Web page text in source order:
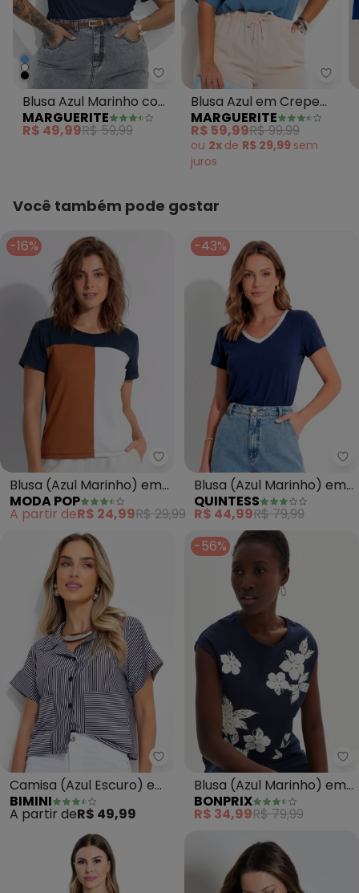
Marguerite - Blusa Azul
Blusa Azul Marinho com
Bordado
MARGUERITE
R$ 49,99R$ 59,99
Blusa Azul em Crepe
Plano
MARGUERITE
R$ 59,99R$ 99,99
ou 2x de R$ 29,99 sem
juros
Você também pode gostar
-16%
Moda Pop - Blusa (Azul
Blusa (Azul Marinho) em
Malha
MODA POP
A partir deR$ 24,99R$ 29,99
-43%
Blusa (Azul Marinho) em
Malha de Viscose
QUINTESS
R$ 44,99R$ 79,99
Bimini - Camisa (Azul Escuro)
Camisa (Azul Escuro) em
Meia Malha Listrada
BIMINI
A partir deR$ 49,99
-56%
Blusa (Azul Marinho) em
Malha
BONPRIX
R$ 34,99R$ 79,99